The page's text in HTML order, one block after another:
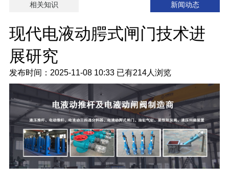
相关知识 新闻动态
现代电液动腭式闸门技术进
展研究
发布时间：2025-11-08 10:33 已有214人浏览